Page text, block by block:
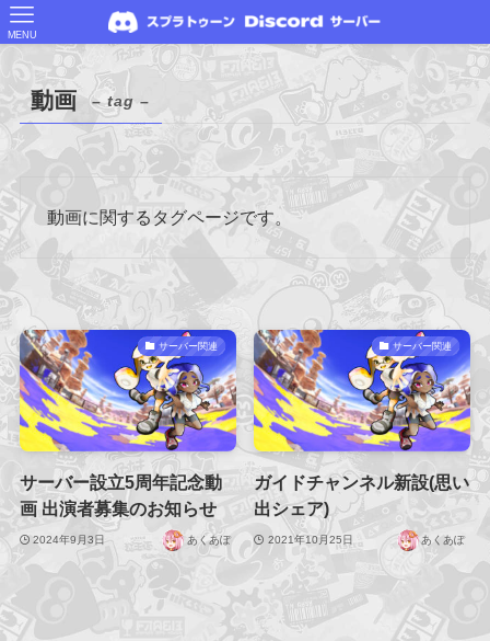
MENU
動画 – tag –
動画に関するタグページです。
サーバー関連
サーバー設立5周年記念動
画 出演者募集のお知らせ
2024年9月3日 あくあぽ
サーバー関連
ガイドチャンネル新設(思い
出シェア)
2021年10月25日 あくあぽ